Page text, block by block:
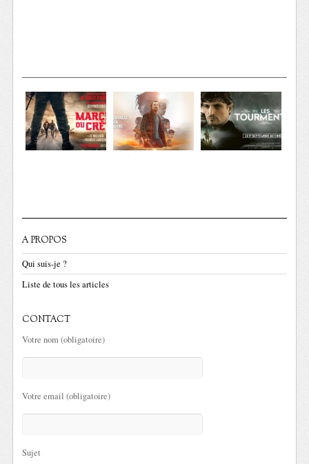
A PROPOS
Qui suis-je ?
Liste de tous les articles
CONTACT
Votre nom (obligatoire)
Votre email (obligatoire)
Sujet